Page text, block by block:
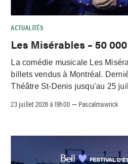
ACTUALITÉS
Les Misérables – 50
La comédie musicale Les
billets vendus à Montréal.
Théâtre St-Denis jusqu'au 25
23 juillet 2026 à 19h00 – Pascalmawrick